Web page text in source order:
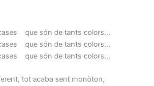
que són de tants colors…
que són de tants colors…
que són de tants colors…
tot acaba sent monòton,